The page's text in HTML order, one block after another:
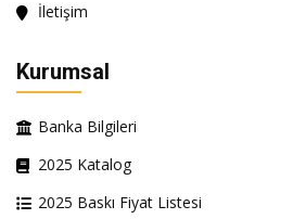
İletişim
Kurumsal
Banka Bilgileri
2025 Katalog
2025 Baskı Fiyat Listesi